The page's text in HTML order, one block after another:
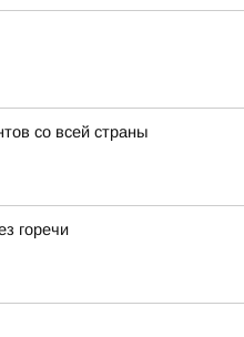
со всей страны
горечи